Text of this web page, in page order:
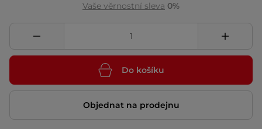
Vaše věrnostní sleva 0%
Do košíku
Objednat na prodejnu